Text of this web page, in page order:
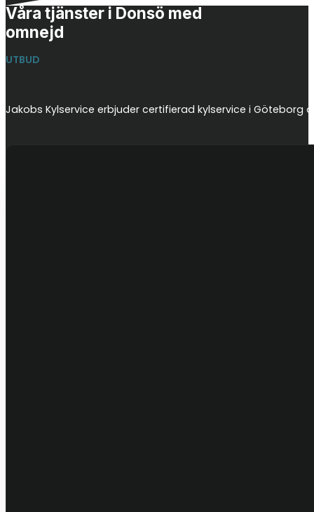
Våra tjänster i Donsö med
omnejd
UTBUD
Jakobs Kylservice erbjuder certifierad kylservice i